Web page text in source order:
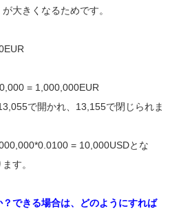
大きくなるためです。
= 1,000,000EUR
で開かれ、13,155で閉じられま
= 10,000USDとな
す。
できる場合は、どのようにすれば